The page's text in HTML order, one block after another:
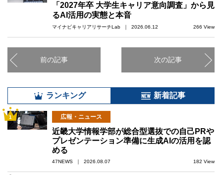
「2027年卒 大学生キャリア意向調査」から見
るAI活用の実態と本音
マイナビキャリアリサーチLab ｜ 2026.06.12 266 View
前の記事 次の記事
ランキング 新着記事
1 広報・ニュース
近畿大学情報学部が総合型選抜での自己PRや
プレゼンテーション準備に生成AIの活用を認
める
47NEWS ｜ 2026.08.07 182 View